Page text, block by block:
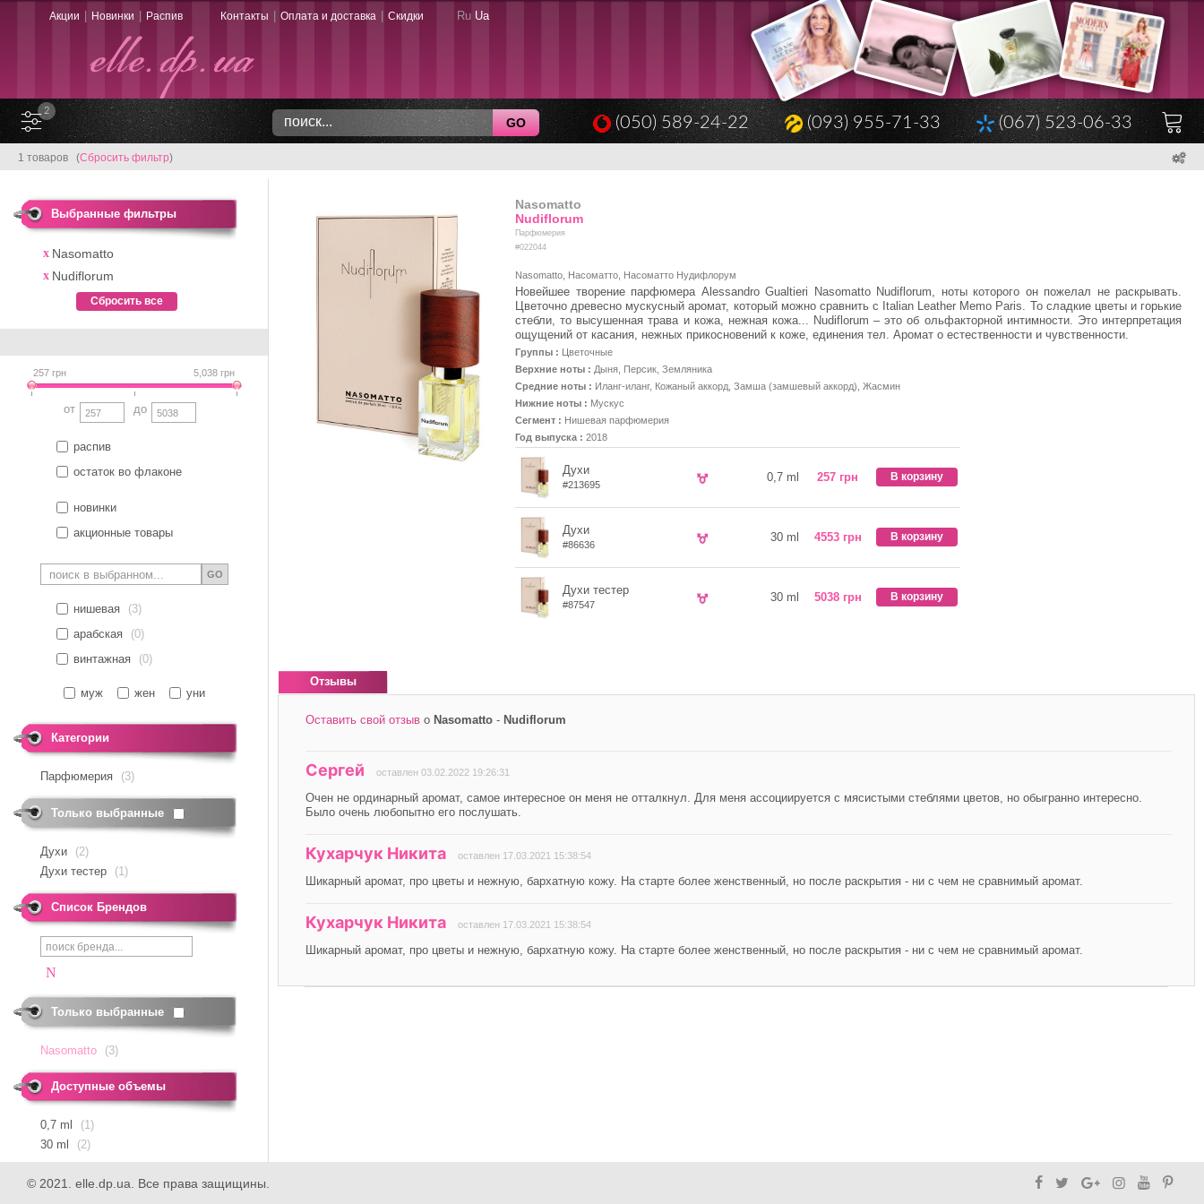
Акции Новинки Распив Контакты Оплата и доставка Скидки Ru Ua
2
GO (050) 589-24-22 (093) 955-71-33 (067) 523-06-33
1 товаров (Сбросить фильтр)
Выбранные фильтры
Nasomatto
Nudiflorum
Сбросить все
257 грн 5,038 грн
от до
распив
остаток во флаконе
новинки
акционные товары
GO
нишевая
(3)
арабская
(0)
винтажная
(0)
муж жен уни
Категории
Парфюмерия (3)
Только выбранные
Духи
(2)
Духи тестер
(1)
Список Брендов
N
Только выбранные
Nasomatto (3)
Доступные объемы
0,7 ml
(1)
30 ml (2)
Nasomatto
Nudiflorum
Парфюмерия
#022044
Nasomatto, Насоматто, Насоматто Нудифлорум
Новейшее творение парфюмера Alessandro Gualtieri Nasomatto Nudiflorum, ноты которого он пожелал не раскрывать.
Цветочно древесно мускусный аромат, который можно сравнить с Italian Leather Memo Paris. То сладкие цветы и горькие
стебли, то высушенная трава и кожа, нежная кожа... Nudiflorum – это об ольфакторной интимности. Это интерпретация
ощущений от касания, нежных прикосновений к коже, единения тел. Аромат о естественности и чувственности.
Группы : Цветочные
Верхние ноты : Дыня, Персик, Земляника
Средние ноты : Иланг-иланг, Кожаный аккорд, Замша (замшевый аккорд), Жасмин
Нижние ноты : Мускус
Сегмент : Нишевая парфюмерия
Год выпуска : 2018
Духи
#213695
0,7 ml 257 грн В корзину
Духи
#86636
30 ml 4553 грн В корзину
Духи тестер
#87547
30 ml 5038 грн В корзину
Отзывы
Оставить свой отзыв о Nasomatto - Nudiflorum
Отзыв
Сергей оставлен 03.02.2022 19:26:31
Очен не ординарный аромат, самое интересное он меня не отталкнул. Для меня ассоциируется с мясистыми стеблями цветов, но обыгранно интересно.
Было очень любопытно его послушать.
Кухарчук Никита оставлен 17.03.2021 15:38:54
Шикарный аромат, про цветы и нежную, бархатную кожу. На старте более женственный, но после раскрытия - ни с чем не сравнимый аромат.
Кухарчук Никита оставлен 17.03.2021 15:38:54
Шикарный аромат, про цветы и нежную, бархатную кожу. На старте более женственный, но после раскрытия - ни с чем не сравнимый аромат.
© 2021. elle.dp.ua. Все права защищины.